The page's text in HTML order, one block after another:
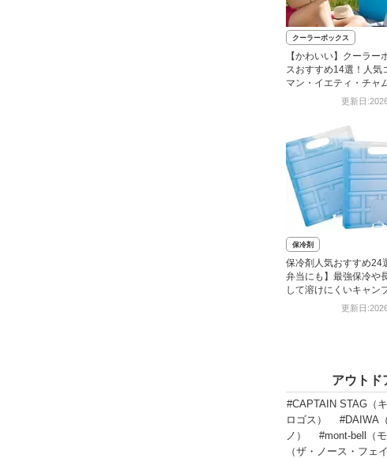
クーラーボックス
【かわいい】クーラー
スおすすめ14選！人気
マン・イエティ・チャ
更新日
保冷剤
保冷剤人気おすすめ24
弁当にも】最強保冷や
して溶けにくいキャン
更新日
アウトド
#CAPTAIN STAG（
ロゴス）
#DAIWA
ノ）
#mont-bell（モ
（ザ・ノース・フェイ